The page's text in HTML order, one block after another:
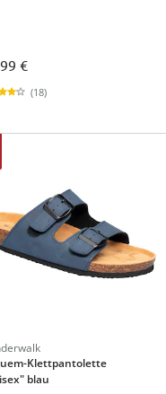
€
(18)
Klettpantolette
blau